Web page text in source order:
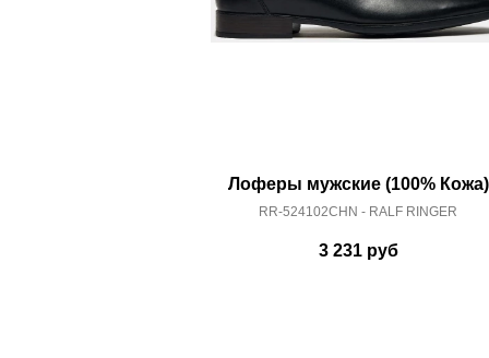
Лоферы мужские (100% Кожа)
RR-524102CHN - RALF RINGER
3 231руб